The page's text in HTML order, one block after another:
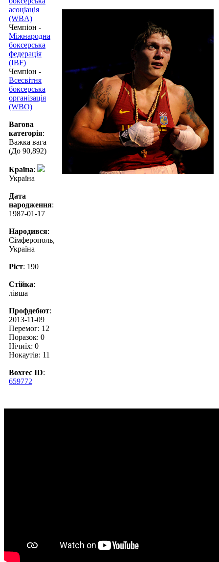
асоціація
(WBA)
Чемпіон -
Міжнародна
боксерська
федерація
(IBF)
Чемпіон -
Всесвітня
боксерська
організація
(WBO)
Вагова
категорія:
Важка вага
(До 90,892)
Країна:
Україна
Дата
народження:
1987-01-17
Народився:
Сімферополь,
Україна
Ріст: 190
Стійка:
лівша
Профдебют:
2013-11-09
Перемог: 12
Поразок: 0
Нічиїх: 0
Нокаутів: 11
Boxrec ID:
659772